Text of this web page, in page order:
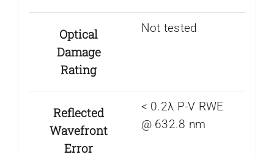
Optical
Damage
Rating
Not tested
Reflected
Wavefront
Error
< 0.2λ P-V RWE
@ 632.8 nm